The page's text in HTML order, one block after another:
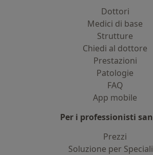
Dottori
Medici di base
Strutture
Chiedi al dottore
Prestazioni
Patologie
FAQ
App mobile
Per i professionisti
Prezzi
Soluzione per